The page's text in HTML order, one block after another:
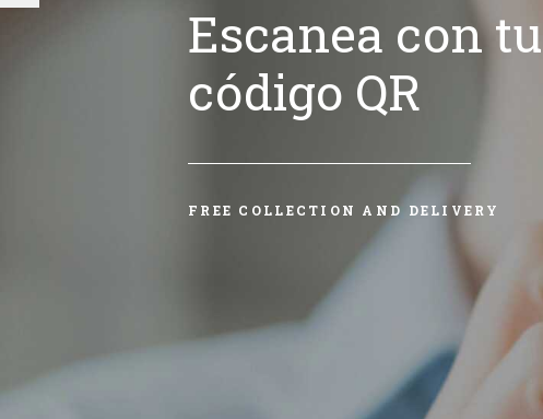
Escanea con
código QR
FREE COLLECTION AND DELIVERY